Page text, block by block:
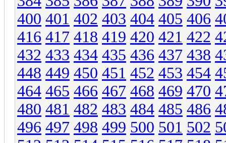
400 401 402 403 404 405 406
416 417 418 419 420 421 422
432 433 434 435 436 437 438
448 449 450 451 452 453 454
464 465 466 467 468 469 470
480 481 482 483 484 485 486
496 497 498 499 500 501 502